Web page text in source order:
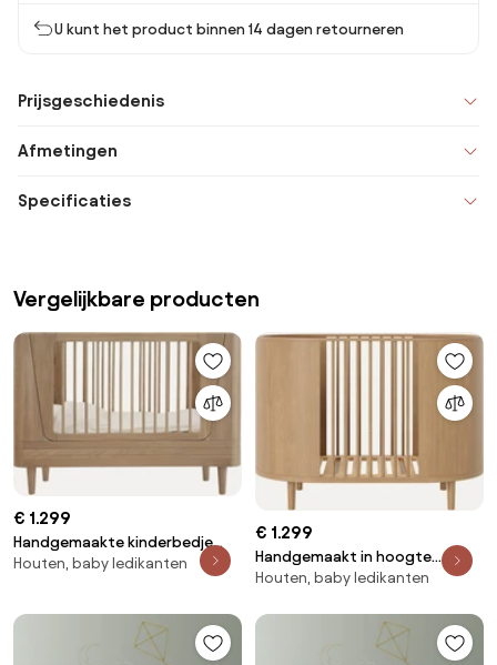
U kunt het product binnen 14 dagen retourneren
Prijsgeschiedenis
Afmetingen
Specificaties
Vergelijkbare producten
€ 1.299
Handgemaakte kinderbedje
Nature 2.0 van eikenhout
Houten, baby ledikanten
€ 1.299
Handgemaakt in hoogte
verstelbaar babybed Kai,
Houten, baby ledikanten